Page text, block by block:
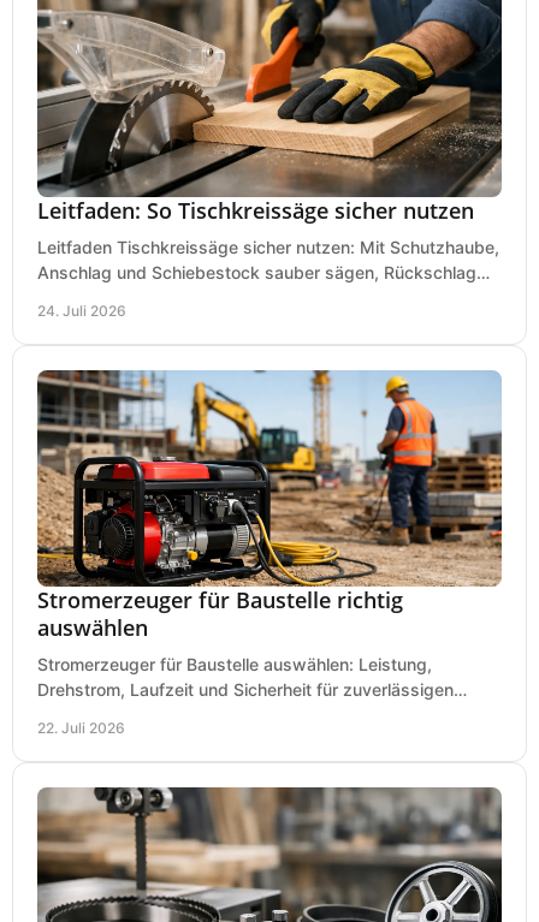
Leitfaden: So Tischkreissäge sicher nutzen
Leitfaden Tischkreissäge sicher nutzen: Mit Schutzhaube,
Anschlag und Schiebestock sauber sägen, Rückschlag
24. Juli 2026
Stromerzeuger für Baustelle richtig
auswählen
Stromerzeuger für Baustelle auswählen: Leistung,
Drehstrom, Laufzeit und Sicherheit für zuverlässigen
22. Juli 2026